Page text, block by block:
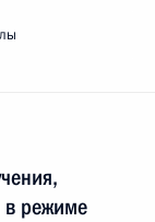
в режиме